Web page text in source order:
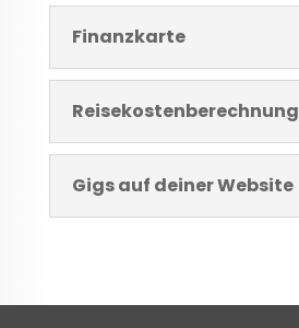
Finanzkarte
Reisekostenberechnung
Gigs auf deiner Website